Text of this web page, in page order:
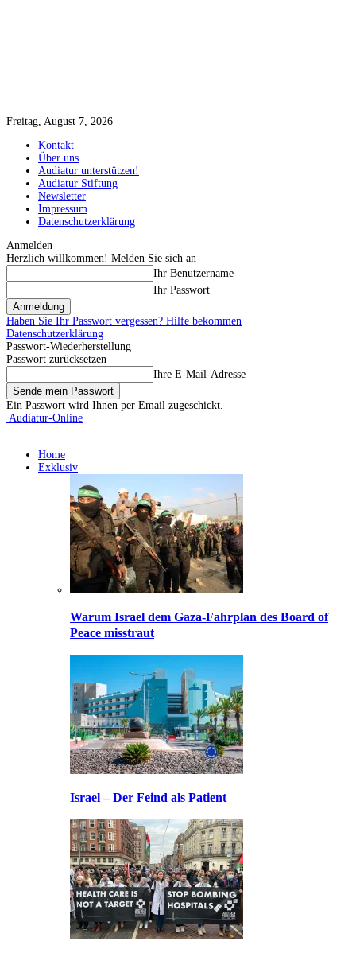
Freitag, August 7, 2026
Kontakt
Über uns
Audiatur unterstützen!
Audiatur Stiftung
Newsletter
Impressum
Datenschutzerklärung
Anmelden
Herzlich willkommen! Melden Sie sich an
Ihr Benutzername
Ihr Passwort
Haben Sie Ihr Passwort vergessen? Hilfe bekommen
Datenschutzerklärung
Passwort-Wiederherstellung
Passwort zurücksetzen
Ihre E-Mail-Adresse
Ein Passwort wird Ihnen per Email zugeschickt.
Audiatur-Online
Home
Exklusiv
Warum Israel dem Gaza-Fahrplan des Board of
Peace misstraut
Israel – Der Feind als Patient